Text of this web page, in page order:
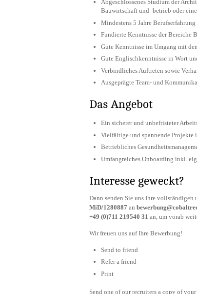
Abgeschlossenes Studium der
Bauwirtschaft und -betrieb oder
Mindestens 5 Jahre
Fundierte Kenntnisse der Bereiche
Gute Kenntnisse im Umgang mit
Gute Englischkenntnisse in Wort
Verbindliches Auftreten sowie
Ausgeprägte Team- und
Das Angebot
Ein sicherer und unbefristeter
Vielfältige und spannende Projekte
Betriebliches
Umfangreiches Onboarding inkl.
Interesse geweckt?
Dann senden Sie uns Ihre vollständigen
MiD/1280887 an
+49 (0)711 219540 31 an, um vorab
Wir freuen uns auf Ihre Bewerbung!
Send to friend
Refer a friend
Print
Send one of our recruiters a copy of